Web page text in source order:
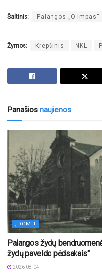
Šaltinis: Palangos „Olimpas“
Žymos: Krepšinis NKL
Panašios naujienos
ĮDOMU
Palangos žydų
žydų paveldo pėdsakais“
2026-08-04